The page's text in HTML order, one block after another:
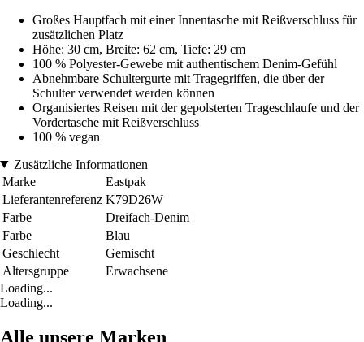
Großes Hauptfach mit einer Innentasche mit Reißverschluss für
zusätzlichen Platz
Höhe: 30 cm, Breite: 62 cm, Tiefe: 29 cm
100 % Polyester-Gewebe mit authentischem Denim-Gefühl
Abnehmbare Schultergurte mit Tragegriffen, die über der
Schulter verwendet werden können
Organisiertes Reisen mit der gepolsterten Trageschlaufe und der
Vordertasche mit Reißverschluss
100 % vegan
Zusätzliche Informationen
Marke
Eastpak
Lieferantenreferenz K79D26W
Farbe
Dreifach-Denim
Farbe
Blau
Geschlecht
Gemischt
Altersgruppe
Erwachsene
Loading...
Loading...
Alle unsere Marken